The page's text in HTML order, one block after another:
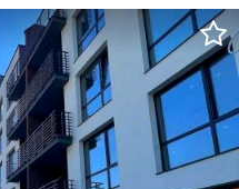
123000 дол. США. Є
Можна під Є- ОСЕЛЮ!